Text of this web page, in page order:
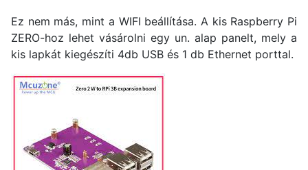
Ez nem más, mint a WIFI beállítása. A kis Raspberry Pi
ZERO-hoz lehet vásárolni egy un. alap panelt, mely a
kis lapkát kiegészíti 4db USB és 1 db Ethernet porttal.